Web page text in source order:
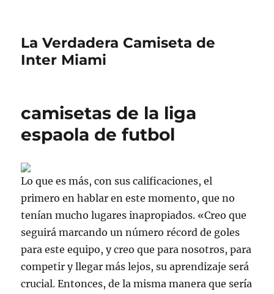
La Verdadera Camiseta de
Inter Miami
camisetas de la liga
espaola de futbol
Lo que es más, con sus calificaciones, el
primero en hablar en este momento, que no
tenían mucho lugares inapropiados. «Creo que
seguirá marcando un número récord de goles
para este equipo, y creo que para nosotros, para
competir y llegar más lejos, su aprendizaje será
crucial. Entonces, de la misma manera que sería